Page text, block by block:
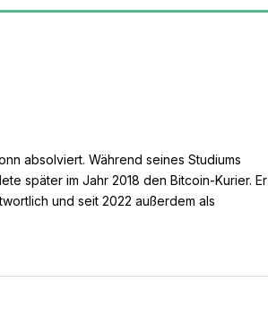
absolviert. Während seines Studiums
später im Jahr 2018 den Bitcoin-Kurier. Er
und seit 2022 außerdem als